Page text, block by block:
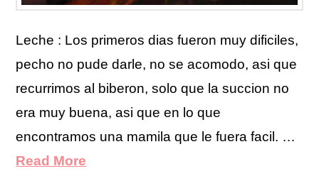
Leche : Los primeros dias fueron muy dificiles,
pecho no pude darle, no se acomodo, asi que
recurrimos al biberon, solo que la succion no
era muy buena, asi que en lo que
encontramos una mamila que le fuera facil. …
Read More